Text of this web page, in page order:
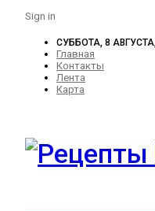
Sign in
СУББОТА, 8
Главная
Контакты
Лента
Карта